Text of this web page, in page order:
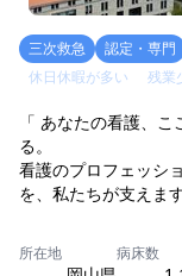
三次救急 認定・専門
休日休暇が多い
残業
「 あなたの看護、
る。
看護のプロフェッシ
を、私たちが支えます
所在地 病床数